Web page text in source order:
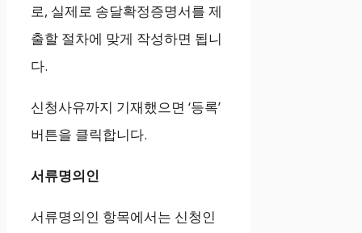
로, 실제로 송달확정증명서를 제
출할 절차에 맞게 작성하면 됩니
다.
신청사유까지 기재했으면 ‘등록’
버튼을 클릭합니다.
서류명의인
서류명의인 항목에서는 신청인